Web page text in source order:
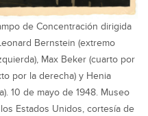
de Concentración dirigida
Bernstein (extremo
Max Beker (cuarto por
por la derecha) y Henia
10 de mayo de 1948. Museo
Estados Unidos, cortesía de